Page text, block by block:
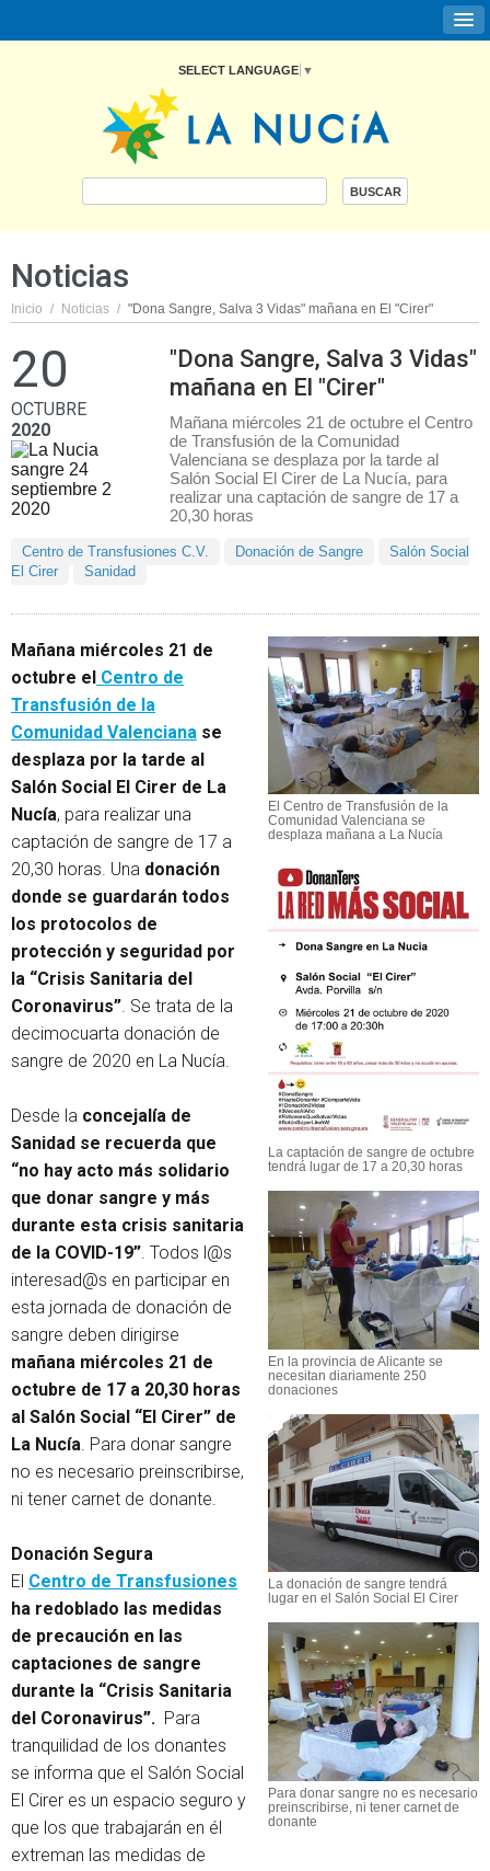
SELECT LANGUAGE ▼
Noticias
Inicio / Noticias / "Dona Sangre, Salva 3 Vidas" mañana en El "Cirer"
20
OCTUBRE
2020
"Dona Sangre, Salva 3 Vidas"
mañana en El "Cirer"
Mañana miércoles 21 de octubre el Centro
de Transfusión de la Comunidad
Valenciana se desplaza por la tarde al
Salón Social El Cirer de La Nucía, para
realizar una captación de sangre de 17 a
20,30 horas
Centro de Transfusiones C.V. Donación de Sangre
Salón Social
El Cirer
Sanidad
El Centro de Transfusión de la
Comunidad Valenciana se
desplaza mañana a La Nucía
La captación de sangre de octubre
tendrá lugar de 17 a 20,30 horas
En la provincia de Alicante se
necesitan diariamente 250
donaciones
La donación de sangre tendrá
lugar en el Salón Social El Cirer
Para donar sangre no es necesario
preinscribirse, ni tener carnet de
donante
Mañana miércoles 21 de
octubre el Centro de
Transfusión de la
Comunidad Valenciana se
desplaza por la tarde al
Salón Social El Cirer de La
Nucía, para realizar una
captación de sangre de 17 a
20,30 horas. Una donación
donde se guardarán todos
los protocolos de
protección y seguridad por
la “Crisis Sanitaria del
Coronavirus”. Se trata de la
decimocuarta donación de
sangre de 2020 en La Nucía.
Desde la concejalía de
Sanidad se recuerda que
“no hay acto más solidario
que donar sangre y más
durante esta crisis sanitaria
de la COVID-19”. Todos l@s
interesad@s en participar en
esta jornada de donación de
sangre deben dirigirse
mañana miércoles 21 de
octubre de 17 a 20,30 horas
al Salón Social “El Cirer” de
La Nucía. Para donar sangre
no es necesario preinscribirse,
ni tener carnet de donante.
Donación Segura
El Centro de Transfusiones
ha redoblado las medidas
de precaución en las
captaciones de sangre
durante la “Crisis Sanitaria
del Coronavirus”. Para
tranquilidad de los donantes
se informa que el Salón Social
El Cirer es un espacio seguro y
que los que trabajarán en él
extreman las medidas de